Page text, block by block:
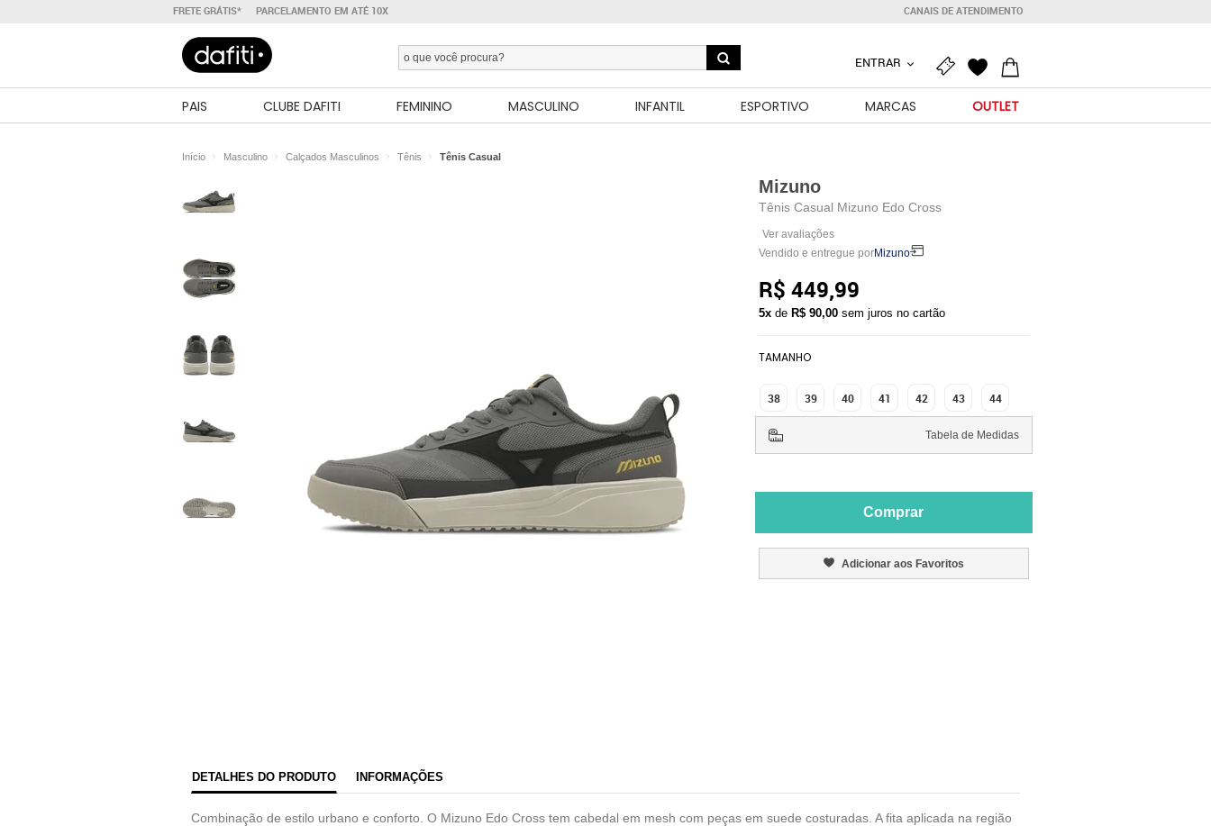
FRETE GRÁTIS* PARCELAMENTO EM ATÉ 10X CANAIS DE ATENDIMENTO
ENTRAR
PAIS CLUBE DAFITI FEMININO MASCULINO INFANTIL ESPORTIVO MARCAS OUTLET
Início Masculino Calçados Masculinos Tênis Tênis Casual
Mizuno
Tênis Casual Mizuno Edo Cross
Ver avaliações
Vendido e entregue porMizuno
R$ 449,99
5xde R$ 90,00 sem juros no cartão
TAMANHO
38 39 40 41 42 43 44
Tabela de Medidas
Comprar
Adicionar aos Favoritos
DETALHES DO PRODUTO INFORMAÇÕES
Combinação de estilo urbano e conforto. O Mizuno Edo Cross tem cabedal em mesh com peças em suede costuradas. A fita aplicada na região